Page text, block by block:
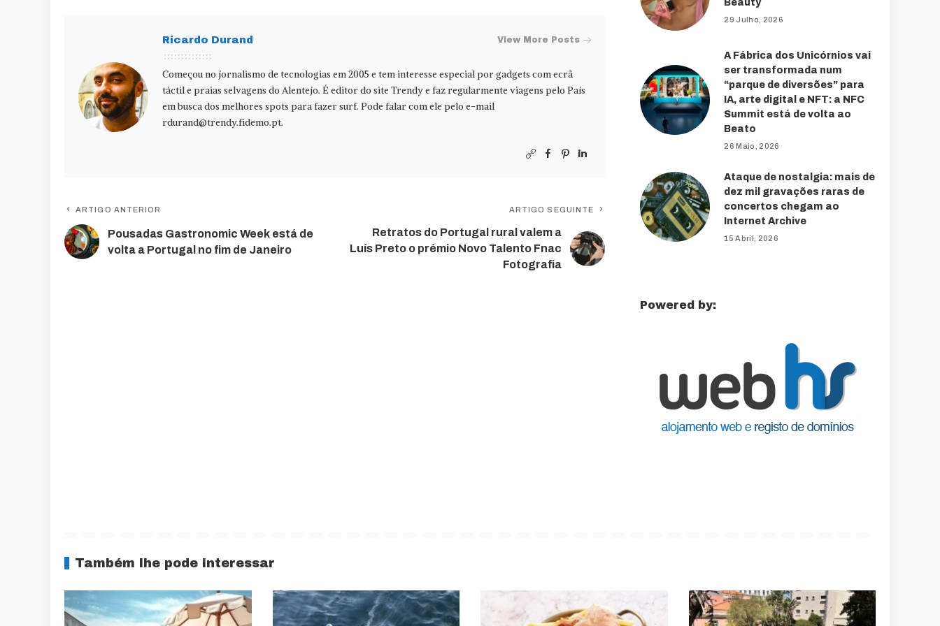
Ricardo Durand View More Posts
Começou no jornalismo de tecnologias em 2005 e tem interesse especial por gadgets com ecrã
táctil e praias selvagens do Alentejo. É editor do site Trendy e faz regularmente viagens pelo País
em busca dos melhores spots para fazer surf. Pode falar com ele pelo e-mail
rdurand@trendy.fidemo.pt.
ARTIGO ANTERIOR
Pousadas Gastronomic Week está de
volta a Portugal no fim de Janeiro
ARTIGO SEGUINTE
Retratos do Portugal rural valem a
Luís Preto o prémio Novo Talento Fnac
Fotografia
Beauty
29 Julho, 2026
A Fábrica dos Unicórnios vai
ser transformada num
“parque de diversões” para
IA, arte digital e NFT: a NFC
Summit está de volta ao
Beato
26 Maio, 2026
Ataque de nostalgia: mais de
dez mil gravações raras de
concertos chegam ao
Internet Archive
15 Abril, 2026
Powered by:
Também lhe pode interessar